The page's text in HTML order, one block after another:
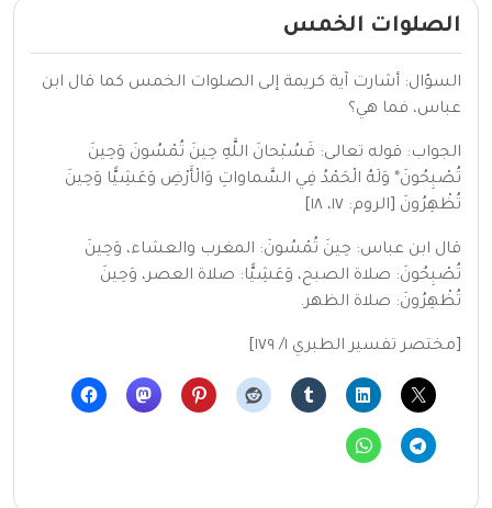
الصلوات الخمس
السؤال: أشارت آية كريمة إلى الصلوات الخمس كما قال ابن
عباس، فما هي؟
الجواب: قوله تعالى: فَسُبْحانَ اللَّهِ حِينَ تُمْسُونَ وَحِينَ
تُصْبِحُونَ* وَلَهُ الْحَمْدُ فِي السَّماواتِ وَالْأَرْضِ وَعَشِيًّا وَحِينَ
تُظْهِرُونَ [الروم: ١٧، ١٨]
قال ابن عباس: حِينَ تُمْسُونَ: المغرب والعشاء، وَحِينَ
تُصْبِحُونَ: صلاة الصبح، وَعَشِيًّا: صلاة العصر، وَحِينَ
تُظْهِرُونَ: صلاة الظهر.
[مختصر تفسير الطبري ١/ ١٧٩]